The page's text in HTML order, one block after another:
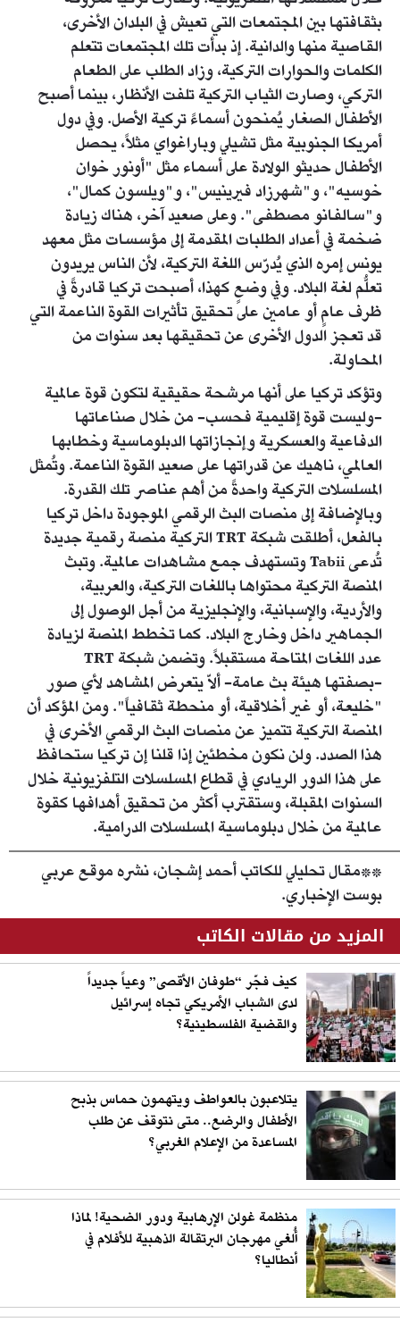
بثقافتها بين المجتمعات التي تعيش في البلدان الأخرى،
القاصية منها والدانية. إذ بدأت تلك المجتمعات تتعلم
الكلمات والحوارات التركية، وزاد الطلب على الطعام
التركي، وصارت الثياب التركية تلفت الأنظار، بينما أصبح
الأطفال الصغار يُمنحون أسماءً تركية الأصل. وفي دول
أمريكا الجنوبية مثل تشيلي وباراغواي مثلاً، يحصل
الأطفال حديثو الولادة على أسماء مثل "أونور خوان
خوسيه"، و"شهرزاد فيرينيس"، و"ويلسون كمال"،
و"سالفانو مصطفى". وعلى صعيد آخر، هناك زيادة
ضخمة في أعداد الطلبات المقدمة إلى مؤسسات مثل معهد
يونس إمره الذي يُدرّس اللغة التركية، لأن الناس يريدون
تعلُّم لغة البلاد. وفي وضعٍ كهذا، أصبحت تركيا قادرةً في
ظرف عامٍ أو عامين على تحقيق تأثيرات القوة الناعمة التي
قد تعجز الدول الأخرى عن تحقيقها بعد سنوات من
المحاولة.
وتؤكد تركيا على أنها مرشحة حقيقية لتكون قوة عالمية
-وليست قوة إقليمية فحسب- من خلال صناعاتها
الدفاعية والعسكرية وإنجازاتها الدبلوماسية وخطابها
العالمي، ناهيك عن قدراتها على صعيد القوة الناعمة. وتُمثل
المسلسلات التركية واحدةً من أهم عناصر تلك القدرة.
وبالإضافة إلى منصات البث الرقمي الموجودة داخل تركيا
بالفعل، أطلقت شبكة TRT التركية منصة رقمية جديدة
تُدعى Tabii وتستهدف جمع مشاهدات عالمية. وتبث
المنصة التركية محتواها باللغات التركية، والعربية،
والأردية، والإسبانية، والإنجليزية من أجل الوصول إلى
الجماهير داخل وخارج البلاد. كما تخطط المنصة لزيادة
عدد اللغات المتاحة مستقبلاً. وتضمن شبكة TRT
-بصفتها هيئة بث عامة- ألاّ يتعرض المشاهد لأي صور
"خليعة، أو غير أخلاقية، أو منحطة ثقافياً". ومن المؤكد أن
المنصة التركية تتميز عن منصات البث الرقمي الأخرى في
هذا الصدد. ولن نكون مخطئين إذا قلنا إن تركيا ستحافظ
على هذا الدور الريادي في قطاع المسلسلات التلفزيونية خلال
السنوات المقبلة، وستقترب أكثر من تحقيق أهدافها كقوة
عالمية من خلال دبلوماسية المسلسلات الدرامية.
**مقال تحليلي للكاتب أحمد إشجان، نشره موقع عربي
بوست الإخباري.
المزيد من مقالات الكاتب
كيف فجّر “طوفان الأقصى” وعياً جديداً
لدى الشباب الأمريكي تجاه إسرائيل
والقضية الفلسطينية؟
يتلاعبون بالعواطف ويتهمون حماس بذبح
الأطفال والرضع.. متى نتوقف عن طلب
المساعدة من الإعلام الغربي؟
منظمة غولن الإرهابية ودور الضحية! لماذا
أُلغي مهرجان البرتقالة الذهبية للأفلام في
أنطاليا؟